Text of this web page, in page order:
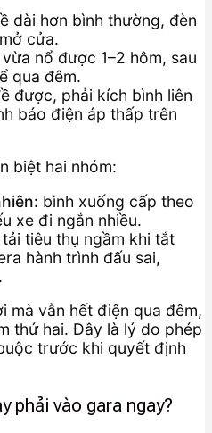
dài hơn bình thường, đèn
cửa.
nổ được 1–2 hôm, sau
qua đêm.
được, phải kích bình liên
báo điện áp thấp trên
biệt hai nhóm:
bình xuống cấp theo
xe đi ngắn nhiều.
tiêu thụ ngầm khi tắt
hành trình đấu sai,
mà vẫn hết điện qua đêm,
thứ hai. Đây là lý do phép
trước khi quyết định
phải vào gara ngay?